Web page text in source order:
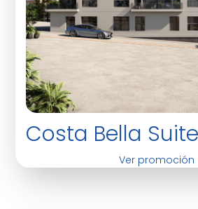
Costa Bella
Ver promoción